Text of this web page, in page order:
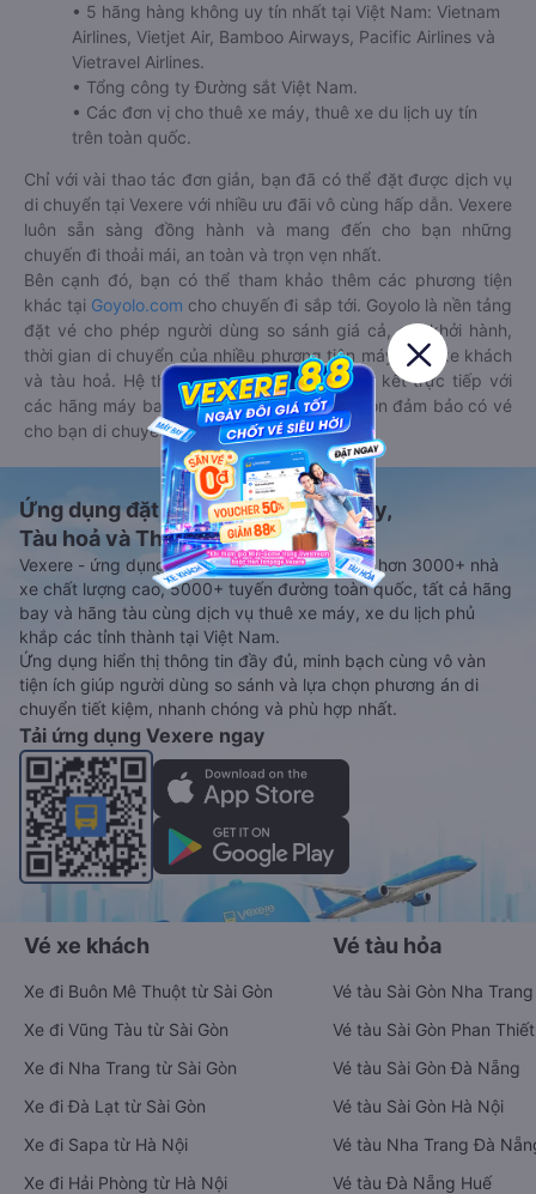
• 5 hãng hàng không uy tín nhất tại Việt Nam: Vietnam
Airlines, Vietjet Air, Bamboo Airways, Pacific Airlines và
Vietravel Airlines.
• Tổng công ty Đường sắt Việt Nam.
• Các đơn vị cho thuê xe máy, thuê xe du lịch uy tín
trên toàn quốc.
Chỉ với vài thao tác đơn giản, bạn đã có thể đặt được dịch vụ
di chuyển tại Vexere với nhiều ưu đãi vô cùng hấp dẫn. Vexere
luôn sẵn sàng đồng hành và mang đến cho bạn những
chuyến đi thoải mái, an toàn và trọn vẹn nhất.
Bên cạnh đó, bạn có thể tham khảo thêm các phương tiện
khác tại Goyolo.com cho chuyến đi sắp tới. Goyolo là nền tảng
đặt vé cho phép người dùng so sánh giá cả, giờ khởi hành,
thời gian di chuyển của nhiều phương tiện máy bay, xe khách
và tàu hoả. Hệ thống của Goyolo được liên kết trực tiếp với
các hãng máy bay, xe khách và tàu hoả, luôn đảm bảo có vé
cho bạn di chuyển.
Ứng dụng đặt vé Xe khách, Máy bay,
Tàu hoả và Thuê xe
Vexere - ứng dụng đặt vé đa phương tiện với hơn 3000+ nhà
xe chất lượng cao, 5000+ tuyến đường toàn quốc, tất cả hãng
bay và hãng tàu cùng dịch vụ thuê xe máy, xe du lịch phủ
khắp các tỉnh thành tại Việt Nam.
Ứng dụng hiển thị thông tin đầy đủ, minh bạch cùng vô vàn
tiện ích giúp người dùng so sánh và lựa chọn phương án di
chuyển tiết kiệm, nhanh chóng và phù hợp nhất.
Tải ứng dụng Vexere ngay
Vé xe khách
Xe đi Buôn Mê Thuột từ Sài Gòn
Xe đi Vũng Tàu từ Sài Gòn
Xe đi Nha Trang từ Sài Gòn
Xe đi Đà Lạt từ Sài Gòn
Xe đi Sapa từ Hà Nội
Xe đi Hải Phòng từ Hà Nội
Vé tàu hỏa
Vé tàu Sài Gòn Nha Trang
Vé tàu Sài Gòn Phan Thiết
Vé tàu Sài Gòn Đà Nẵng
Vé tàu Sài Gòn Hà Nội
Vé tàu Nha Trang Đà
Vé tàu Đà Nẵng Huế